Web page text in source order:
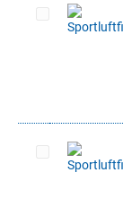
Artikel
Artikel